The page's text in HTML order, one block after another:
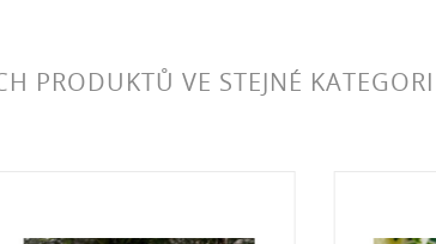
PRODUKTŮ VE STEJNÉ